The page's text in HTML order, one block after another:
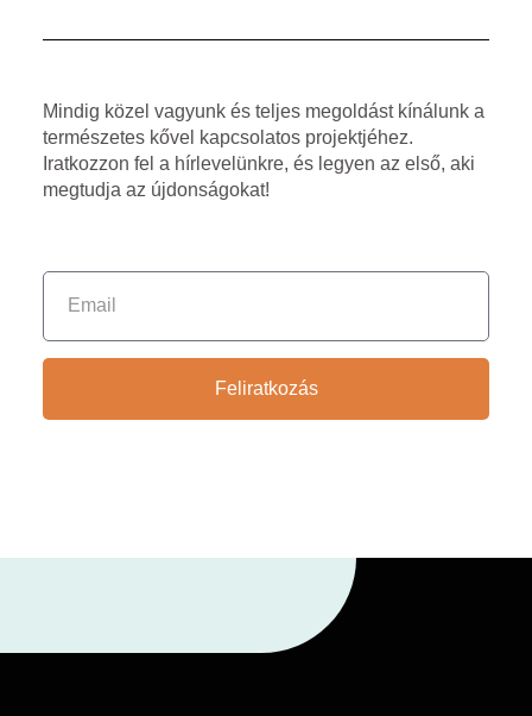
Mindig közel vagyunk és teljes megoldást kínálunk a
természetes kővel kapcsolatos projektjéhez.
Iratkozzon fel a hírlevelünkre, és legyen az első, aki
megtudja az újdonságokat!
Feliratkozás